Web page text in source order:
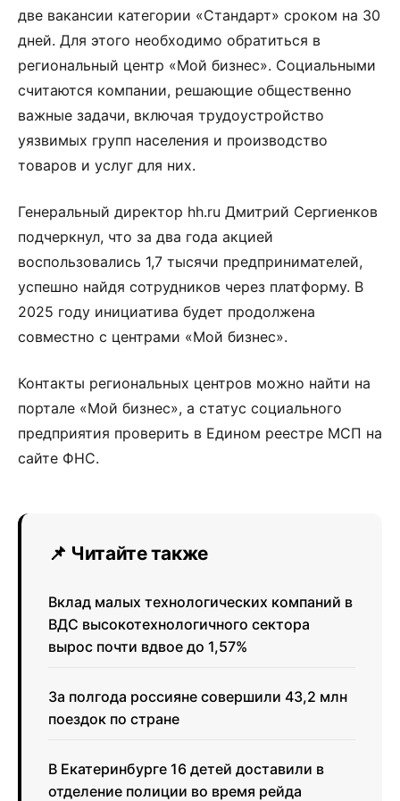
две вакансии категории «Стандарт» сроком на 30
дней. Для этого необходимо обратиться в
региональный центр «Мой бизнес». Социальными
считаются компании, решающие общественно
важные задачи, включая трудоустройство
уязвимых групп населения и производство
товаров и услуг для них.
Генеральный директор hh.ru Дмитрий Сергиенков
подчеркнул, что за два года акцией
воспользовались 1,7 тысячи предпринимателей,
успешно найдя сотрудников через платформу. В
2025 году инициатива будет продолжена
совместно с центрами «Мой бизнес».
Контакты региональных центров можно найти на
портале «Мой бизнес», а статус социального
предприятия проверить в Едином реестре МСП на
сайте ФНС.
📌 Читайте также
Вклад малых технологических компаний в
ВДС высокотехнологичного сектора
вырос почти вдвое до 1,57%
За полгода россияне совершили 43,2 млн
поездок по стране
В Екатеринбурге 16 детей доставили в
отделение полиции во время рейда